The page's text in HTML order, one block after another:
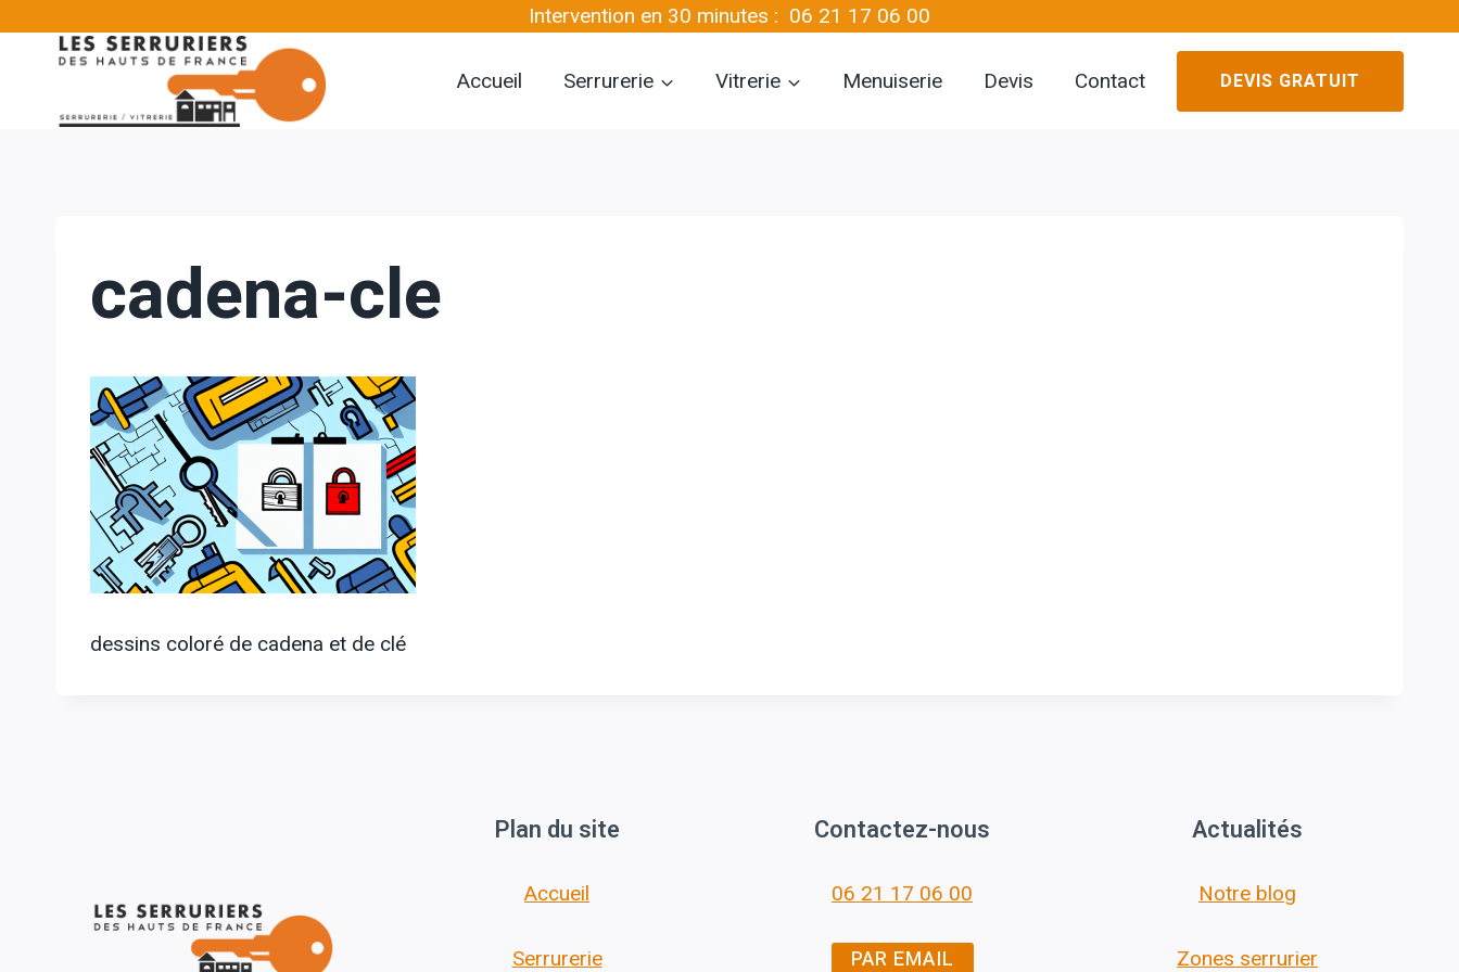
Intervention en 30 minutes : 06 21 17 06 00
Accueil Serrurerie Vitrerie Menuiserie Devis Contact DEVIS GRATUIT
cadena-cle
dessins coloré de cadena et de clé
Plan du site
Accueil
Serrurerie
Contactez-nous
06 21 17 06 00
PAR EMAIL
Actualités
Notre blog
Zones serrurier